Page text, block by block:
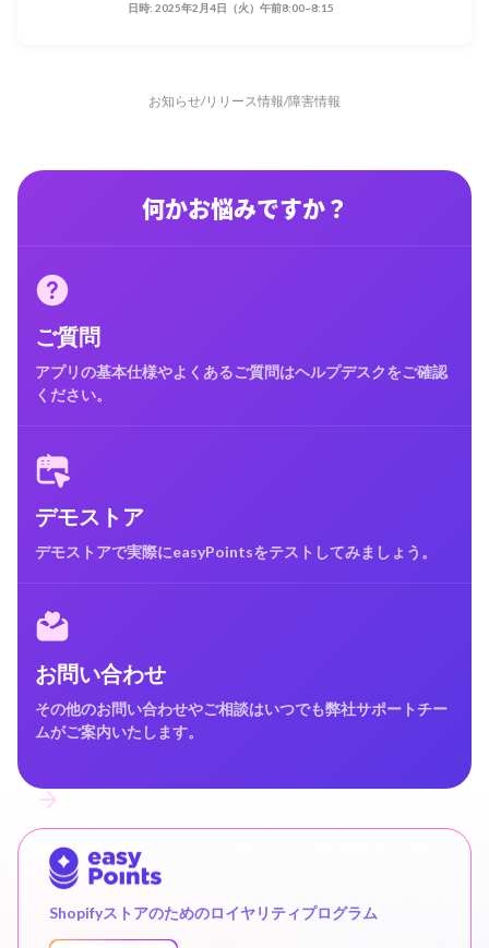
日時: 2025年2月4日（火）午前8:00~8:15
お知らせ/リリース情報/障害情報
何かお悩みですか？
ご質問
アプリの基本仕様やよくあるご質問はヘルプデスクをご確認
ください。
デモストア
デモストアで実際にeasyPointsをテストしてみましょう。
お問い合わせ
その他のお問い合わせやご相談はいつでも弊社サポートチー
ムがご案内いたします。
Shopifyストアのためのロイヤリティプログラム